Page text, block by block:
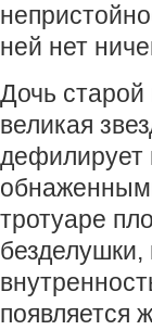
ней нет
Дочь
великая
дефилирует
тротуаре
появляется